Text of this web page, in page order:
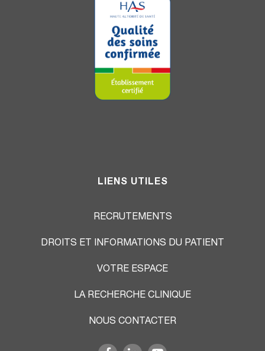
LIENS UTILES
RECRUTEMENTS
DROITS ET INFORMATIONS DU PATIENT
VOTRE ESPACE
LA RECHERCHE CLINIQUE
NOUS CONTACTER